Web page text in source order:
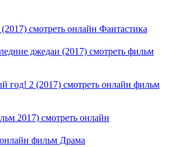
смотреть онлайн Фантастика
джедаи (2017) смотреть фильм
год! 2 (2017) смотреть онлайн фильм
2017) смотреть онлайн
фильм Драма